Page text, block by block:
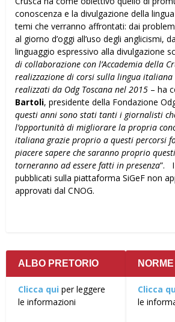
conoscenza e la divulgazione della
temi che verranno affrontati: dai
al giorno d’oggi all’uso degli anglicismi,
linguaggio espressivo alla divulgazione
di collaborazione con l’Accademia della
realizzazione di corsi sulla lingua
realizzati da Odg Toscana nel 2015 – ha
Bartoli, presidente della Fondazione
questi anni sono stati tanti i giornalisti
l’opportunità di migliorare la propria
italiana grazie proprio a questi percorsi
piacere sapere che saranno proprio
torneranno ad essere fatti in presenza”. I
pubblicati sulla piattaforma SiGeF non
approvati dal CNOG.
ALBO PRETORIO
Clicca qui per leggere
le informazioni
Clicca
le